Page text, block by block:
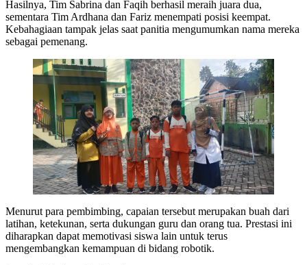
Hasilnya, Tim Sabrina dan Faqih berhasil meraih juara dua,
sementara Tim Ardhana dan Fariz menempati posisi keempat.
Kebahagiaan tampak jelas saat panitia mengumumkan nama mereka
sebagai pemenang.
Menurut para pembimbing, capaian tersebut merupakan buah dari
latihan, ketekunan, serta dukungan guru dan orang tua. Prestasi ini
diharapkan dapat memotivasi siswa lain untuk terus
mengembangkan kemampuan di bidang robotik.